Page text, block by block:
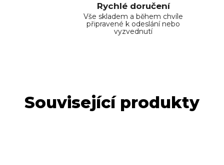
Rychlé doručení
Vše skladem a během chvíle
připravené k odeslání nebo
vyzvednutí
Související produkty